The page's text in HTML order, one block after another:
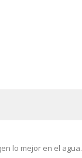
lo mejor en el agua.